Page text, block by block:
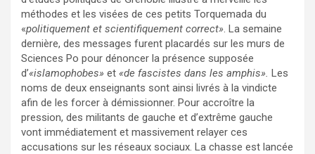
méthodes et les visées de ces petits Torquemada du
«politiquement et scientifiquement correct». La semaine
dernière, des messages furent placardés sur les murs de
Sciences Po pour dénoncer la présence supposée
d’«islamophobes» et «de fascistes dans les amphis». Les
noms de deux enseignants sont ainsi livrés à la vindicte
afin de les forcer à démissionner. Pour accroître la
pression, des militants de gauche et d’extrême gauche
vont immédiatement et massivement relayer ces
accusations sur les réseaux sociaux. La chasse est lancée